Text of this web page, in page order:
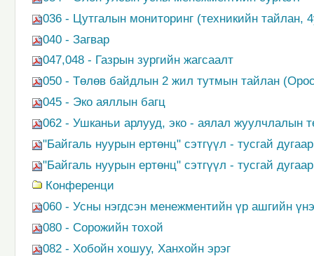
036 - Цутгалын мониторинг (техникийн тайлан,
040 - Загвар
047,048 - Газрын зургийн жагсаалт
050 - Төлөв байдлын 2 жил тутмын тайлан
045 - Эко аяллын багц
062 - Ушканьи арлууд, эко - аялал жуулчлалын
"Байгаль нуурын ертөнц" сэтгүүл - тусгай
"Байгаль нуурын ертөнц" сэтгүүл - тусгай
Конференци
060 - Усны нэгдсэн менежментийн үр ашгийн
080 - Сорожийн тохой
082 - Хобойн хошуу, Ханхойн эрэг